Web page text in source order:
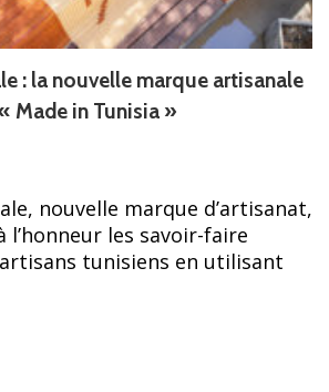
: la nouvelle marque artisanale
Made in Tunisia »
nouvelle marque d’artisanat,
les savoir-faire
tunisiens en utilisant